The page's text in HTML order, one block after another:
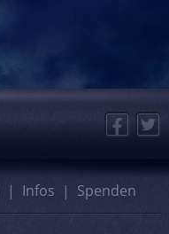
Facebook
Twitter
Infos Spenden